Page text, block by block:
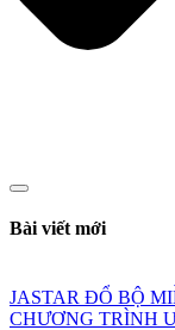
Bài viết mới
JASTAR ĐỔ BỘ
CHƯƠNG TRÌNH